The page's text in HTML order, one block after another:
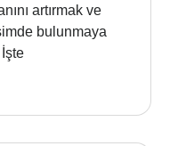
artırmak ve
bulunmaya